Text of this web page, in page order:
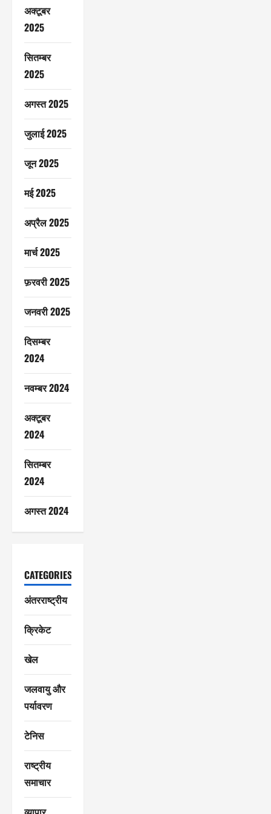
अक्टूबर
2025
सितम्बर
2025
अगस्त 2025
जुलाई 2025
जून 2025
मई 2025
अप्रैल 2025
मार्च 2025
फ़रवरी 2025
जनवरी 2025
दिसम्बर
2024
नवम्बर 2024
अक्टूबर
2024
सितम्बर
2024
अगस्त 2024
CATEGORIES
अंतरराष्ट्रीय
क्रिकेट
खेल
जलवायु और
पर्यावरण
टेनिस
राष्ट्रीय
समाचार